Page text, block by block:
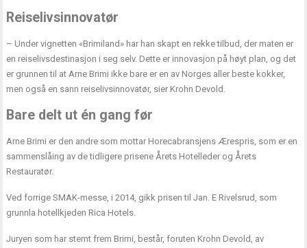
Reiselivsinnovatør
– Under vignetten «Brimiland» har han skapt en rekke tilbud, der maten er
en reiselivsdestinasjon i seg selv. Dette er innovasjon på høyt plan, og det
er grunnen til at Arne Brimi ikke bare er en av Norges aller beste kokker,
men også en sann reiselivsinnovatør, sier Krohn Devold.
Bare delt ut én gang før
Arne Brimi er den andre som mottar Horecabransjens Ærespris, som er en
sammenslåing av de tidligere prisene Årets Hotelleder og Årets
Restauratør.
Ved forrige SMAK-messe, i 2014, gikk prisen til Jan. E Rivelsrud, som
grunnla hotellkjeden Rica Hotels.
Juryen som har stemt frem Brimi, består, foruten Krohn Devold, av